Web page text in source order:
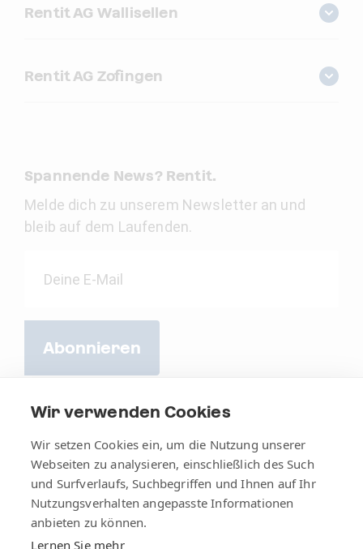
Wir verwenden Cookies
Wir setzen Cookies ein, um die Nutzung unserer
Webseiten zu analysieren, einschließlich des Such
und Surfverlaufs, Suchbegriffen und Ihnen auf Ihr
Nutzungsverhalten angepasste Informationen
anbieten zu können.
Lernen Sie mehr
Rentit AG Wallisellen
Rentit AG Zofingen
Spannende News? Rentit.
Melde dich zu unserem Newsletter an und
bleib auf dem Laufenden.
Abonnieren